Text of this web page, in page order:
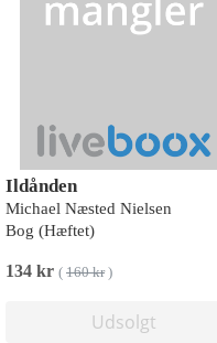
Ildånden
Michael Næsted Nielsen
Bog (Hæftet)
134 kr ( 160 kr)
Udsolgt